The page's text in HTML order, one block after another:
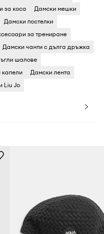
за коса
Дамски мешки
Дамски постелки
за трениране
Дамски чанти с дълга дръжка
шалове
Дамски лента
Liu Jo